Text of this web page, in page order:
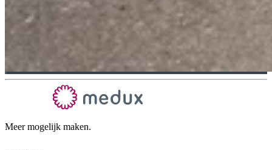
Meer mogelijk maken.